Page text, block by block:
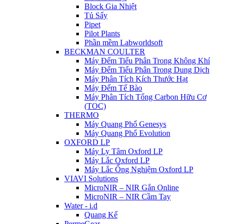
Block Gia Nhiệt
Tủ Sấy
Pipet
Pilot Plants
Phần mềm Labworldsoft
BECKMAN COULTER
Máy Đếm Tiểu Phân Trong Không Khí
Máy Đếm Tiểu Phân Trong Dung Dịch
Máy Phân Tích Kích Thước Hạt
Máy Đếm Tế Bào
Máy Phân Tích Tổng Carbon Hữu Cơ
(TOC)
THERMO
Máy Quang Phổ Genesys
Máy Quang Phổ Evolution
OXFORD LP
Máy Ly Tâm Oxford LP
Máy Lắc Oxford LP
Máy Lắc Ống Nghiệm Oxford LP
VIAVI Solutions
MicroNIR – NIR Gắn Online
MicroNIR – NIR Cầm Tay
Water - i.d
Quang Kế